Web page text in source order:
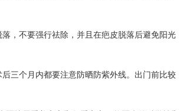
，不要强行祛除，并且在疤皮脱落后避免阳光
三个月内都要注意防晒防紫外线。出门前比较
王珍 会诊专家
医师，副教授。从事皮…
[详细]